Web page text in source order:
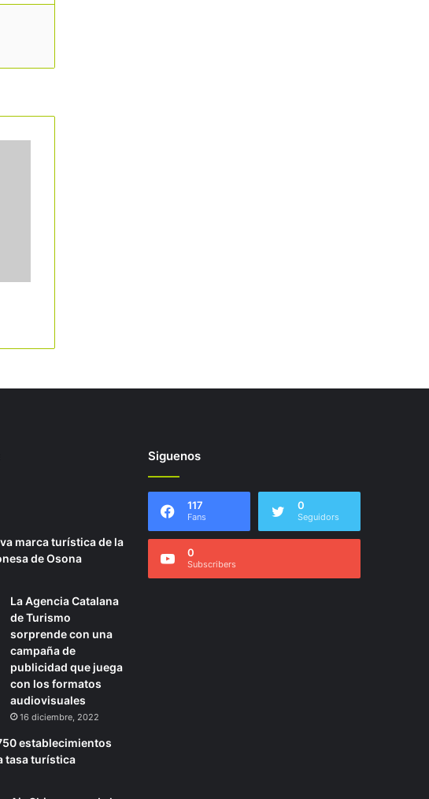
marca turística de la
de Osona
La Agencia Catalana
de Turismo
sorprende con una
campaña de
publicidad que juega
con los formatos
audiovisuales
16 diciembre, 2022
establecimientos
tasa turística
Siguenos
117
Fans
0
Seguidors
0
Subscribers